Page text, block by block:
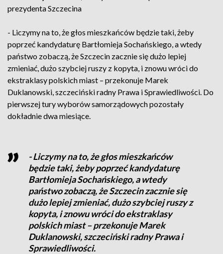
prezydenta Szczecina
- Liczymy na to, że głos mieszkańców będzie taki, żeby
poprzeć kandydaturę Bartłomieja Sochańskiego, a wtedy
państwo zobaczą, że Szczecin zacznie się dużo lepiej
zmieniać, dużo szybciej ruszy z kopyta, i znowu wróci do
ekstraklasy polskich miast – przekonuje Marek
Duklanowski, szczeciński radny Prawa i Sprawiedliwości. Do
pierwszej tury wyborów samorządowych pozostały
dokładnie dwa miesiące.
- Liczymy na to, że głos mieszkańców
będzie taki, żeby poprzeć kandydaturę
Bartłomieja Sochańskiego, a wtedy
państwo zobaczą, że Szczecin zacznie się
dużo lepiej zmieniać, dużo szybciej ruszy z
kopyta, i znowu wróci do ekstraklasy
polskich miast – przekonuje Marek
Duklanowski, szczeciński radny Prawa i
Sprawiedliwości.